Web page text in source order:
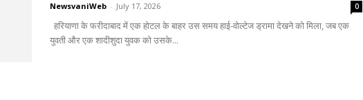
NewsvaniWeb - July 17, 2026 0
हरियाणा के फरीदाबाद में एक होटल के बाहर उस समय हाई-वोल्टेज ड्रामा देखने को मिला, जब एक
युवती और एक शादीशुदा युवक को उसके...